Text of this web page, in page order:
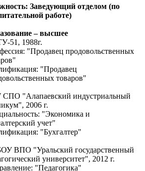
Заведующий отделом (по
работе)
– высшее
51, 1988г.
"Продавец продовольственных
"Продавец
товаров"
"Алапаевский индустриальный
2006 г.
"Экономика и
учет"
"Бухгалтер"
ВПО "Уральский государственный
университет", 2012 г.
"Педагогика"